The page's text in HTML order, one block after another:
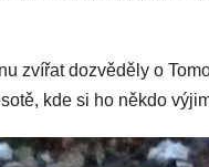
zvířat dozvěděly o
kde si ho někdo